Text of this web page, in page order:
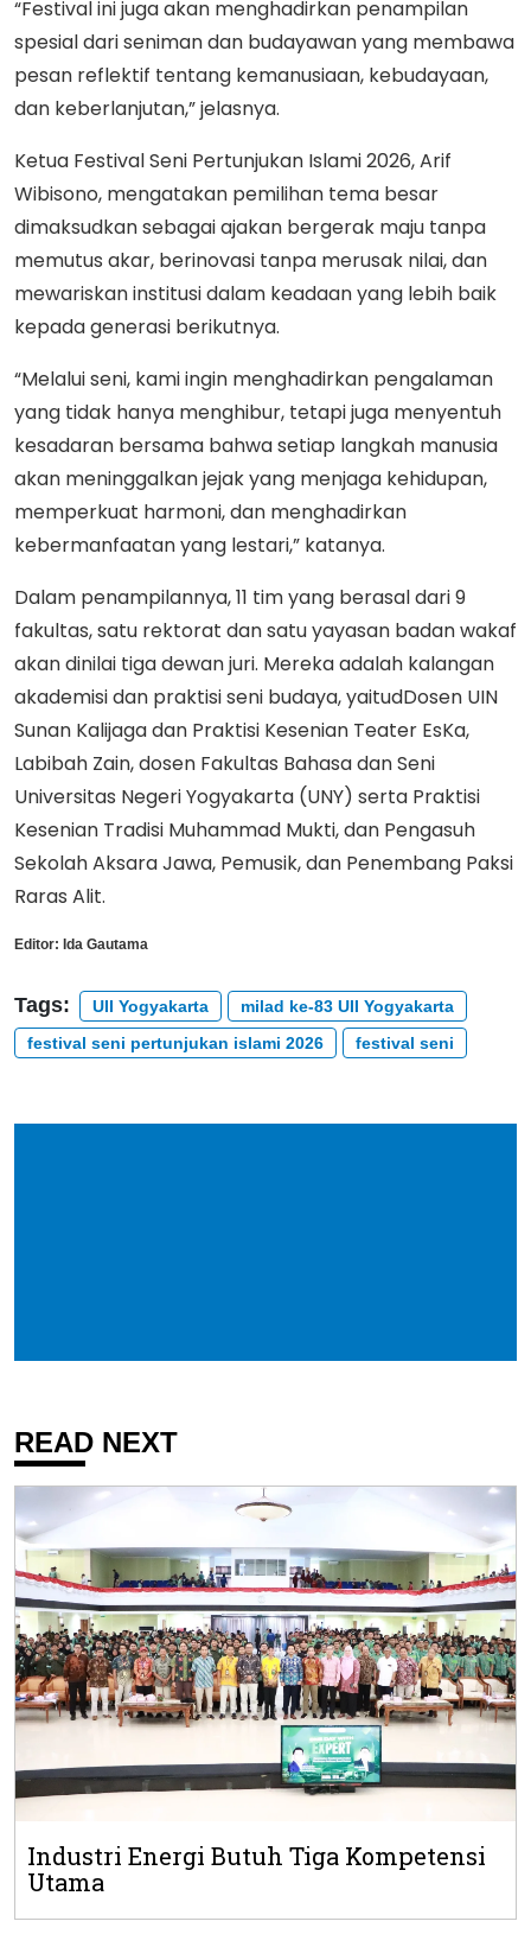
“Festival ini juga akan menghadirkan penampilan
spesial dari seniman dan budayawan yang membawa
pesan reflektif tentang kemanusiaan, kebudayaan,
dan keberlanjutan,” jelasnya.
Ketua Festival Seni Pertunjukan Islami 2026, Arif
Wibisono, mengatakan pemilihan tema besar
dimaksudkan sebagai ajakan bergerak maju tanpa
memutus akar, berinovasi tanpa merusak nilai, dan
mewariskan institusi dalam keadaan yang lebih baik
kepada generasi berikutnya.
“Melalui seni, kami ingin menghadirkan pengalaman
yang tidak hanya menghibur, tetapi juga menyentuh
kesadaran bersama bahwa setiap langkah manusia
akan meninggalkan jejak yang menjaga kehidupan,
memperkuat harmoni, dan menghadirkan
kebermanfaatan yang lestari,” katanya.
Dalam penampilannya, 11 tim yang berasal dari 9
fakultas, satu rektorat dan satu yayasan badan wakaf
akan dinilai tiga dewan juri. Mereka adalah kalangan
akademisi dan praktisi seni budaya, yaitudDosen UIN
Sunan Kalijaga dan Praktisi Kesenian Teater EsKa,
Labibah Zain, dosen Fakultas Bahasa dan Seni
Universitas Negeri Yogyakarta (UNY) serta Praktisi
Kesenian Tradisi Muhammad Mukti, dan Pengasuh
Sekolah Aksara Jawa, Pemusik, dan Penembang Paksi
Raras Alit.
Editor: Ida Gautama
Tags: UII Yogyakarta
milad ke-83 UII Yogyakarta
festival seni pertunjukan islami 2026
festival seni
READ NEXT
Industri Energi Butuh Tiga Kompetensi
Utama